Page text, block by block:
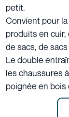
petit.
Convient pour
produits en cuir,
de sacs, de
Le double
les chaussures
poignée en bois